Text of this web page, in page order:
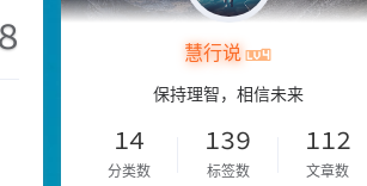
慧行说
保持理智，相信未来
14
分类数
139
标签数
112
文章数